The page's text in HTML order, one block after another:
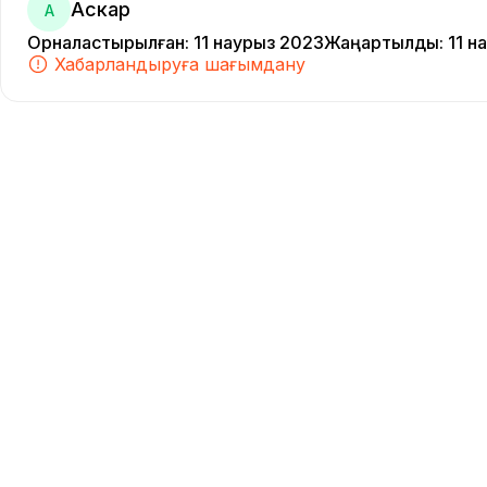
А Аскар
Орналастырылған: 11 наурыз 2023Жаңартылды: 11
Хабарландыруға шағымдану